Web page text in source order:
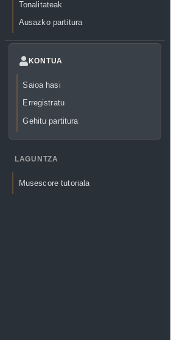
Tonalitateak
Ausazko partitura
KONTUA
Saioa hasi
Erregistratu
Gehitu partitura
LAGUNTZA
Musescore tutoriala